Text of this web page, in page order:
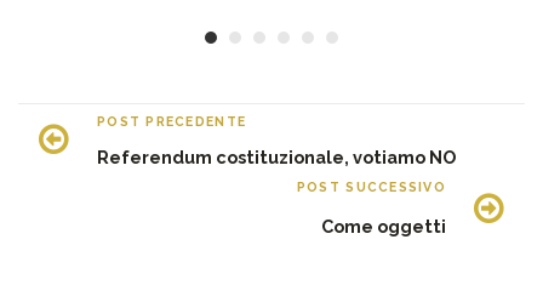
POST PRECEDENTE
Referendum costituzionale, votiamo NO
POST SUCCESSIVO
Come oggetti